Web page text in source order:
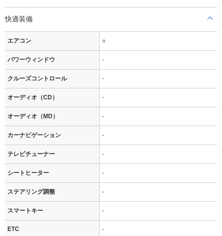
快適装備
エアコン ○
パワーウィンドウ -
クルーズコントロール -
オーディオ（CD） -
オーディオ（MD） -
カーナビゲーション -
テレビチューナー -
シートヒーター -
ステアリング調整 -
スマートキー -
ETC -